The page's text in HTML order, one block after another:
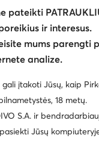
Žygio batai ·
71,00€
pateikti
ir interesus.
mums parengti
analize.
įtakoti Jūsų, kaip
18 metų.
S.A. ir
Jūsų